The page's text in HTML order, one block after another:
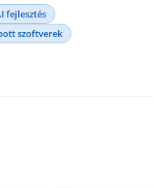
fejlesztés
szoftverek